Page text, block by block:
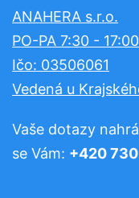
ANAHERA s.r.o.
PO-PA 7:30 - 17:00
Ičo: 03506061
Vedená u
Vaše dotazy
se Vám: +420